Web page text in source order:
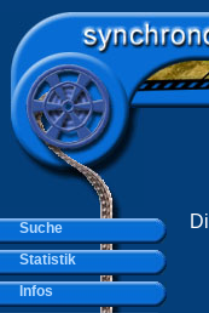
Suche
Statistik
Infos